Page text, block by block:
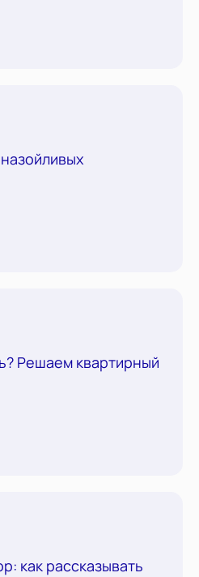
Решаем квартирный
как рассказывать